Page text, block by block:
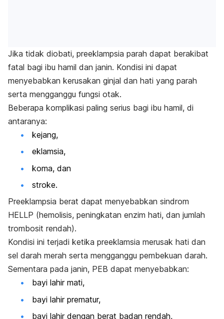
Jika tidak diobati, preeklampsia parah dapat berakibat
fatal bagi ibu hamil dan janin. Kondisi ini dapat
menyebabkan kerusakan ginjal dan hati yang parah
serta mengganggu fungsi otak.
Beberapa komplikasi paling serius bagi ibu hamil, di
antaranya:
kejang,
eklamsia,
koma, dan
stroke.
Preeklampsia berat dapat menyebabkan sindrom
HELLP (hemolisis, peningkatan enzim hati, dan jumlah
trombosit rendah).
Kondisi ini terjadi ketika preeklamsia merusak hati dan
sel darah merah serta mengganggu pembekuan darah.
Sementara pada janin, PEB dapat menyebabkan:
bayi lahir mati,
bayi lahir prematur,
bayi lahir dengan berat badan rendah,